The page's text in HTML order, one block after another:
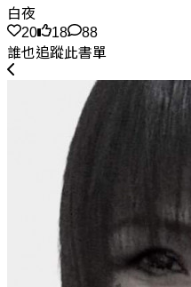
白夜
20
18
88
誰也追蹤此書單